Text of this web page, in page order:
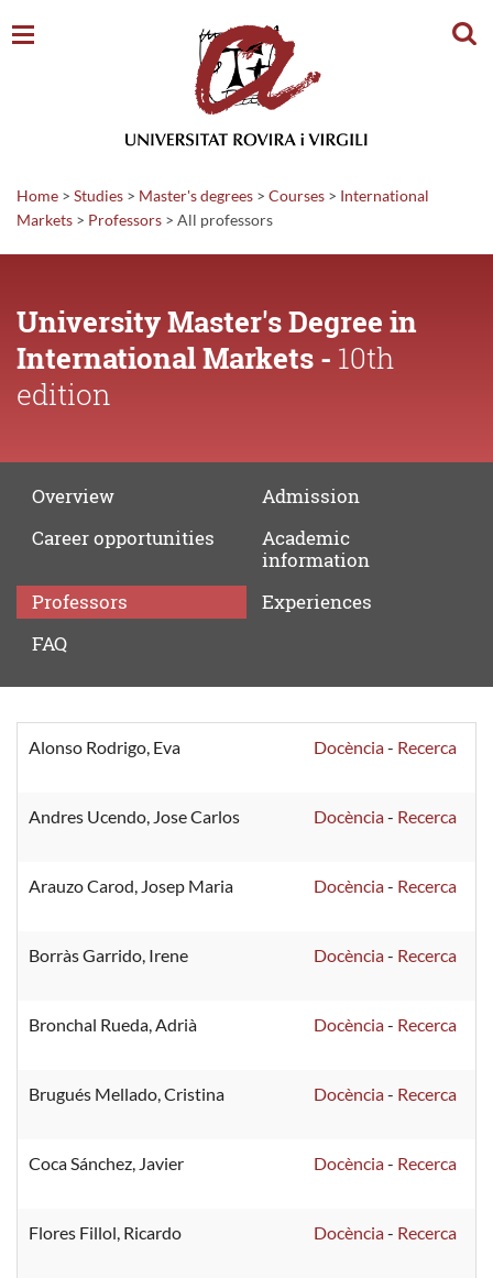
Home > Studies > Master's degrees > Courses > International
Markets > Professors > All professors
University Master's Degree in
International Markets - 10th
edition
Overview
Admission
Careeropportunities
Academic
information
Professors
Experiences
FAQ
Professors
Alonso Rodrigo, Eva Docència- Recerca
Andres Ucendo, Jose Carlos Docència- Recerca
Arauzo Carod, Josep Maria Docència- Recerca
Borràs Garrido, Irene Docència- Recerca
Bronchal Rueda, Adrià Docència- Recerca
Brugués Mellado, Cristina Docència- Recerca
Coca Sánchez, Javier Docència- Recerca
Flores Fillol, Ricardo Docència- Recerca